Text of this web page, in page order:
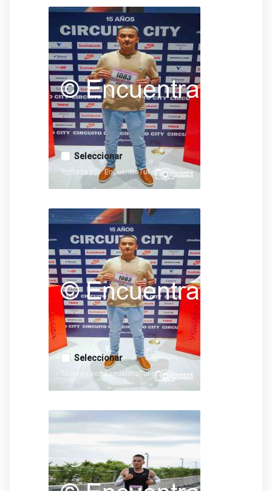
Seleccionar
Tomada por: EncuentraTuFoto
Seleccionar
Tomada por: EncuentraTuFoto